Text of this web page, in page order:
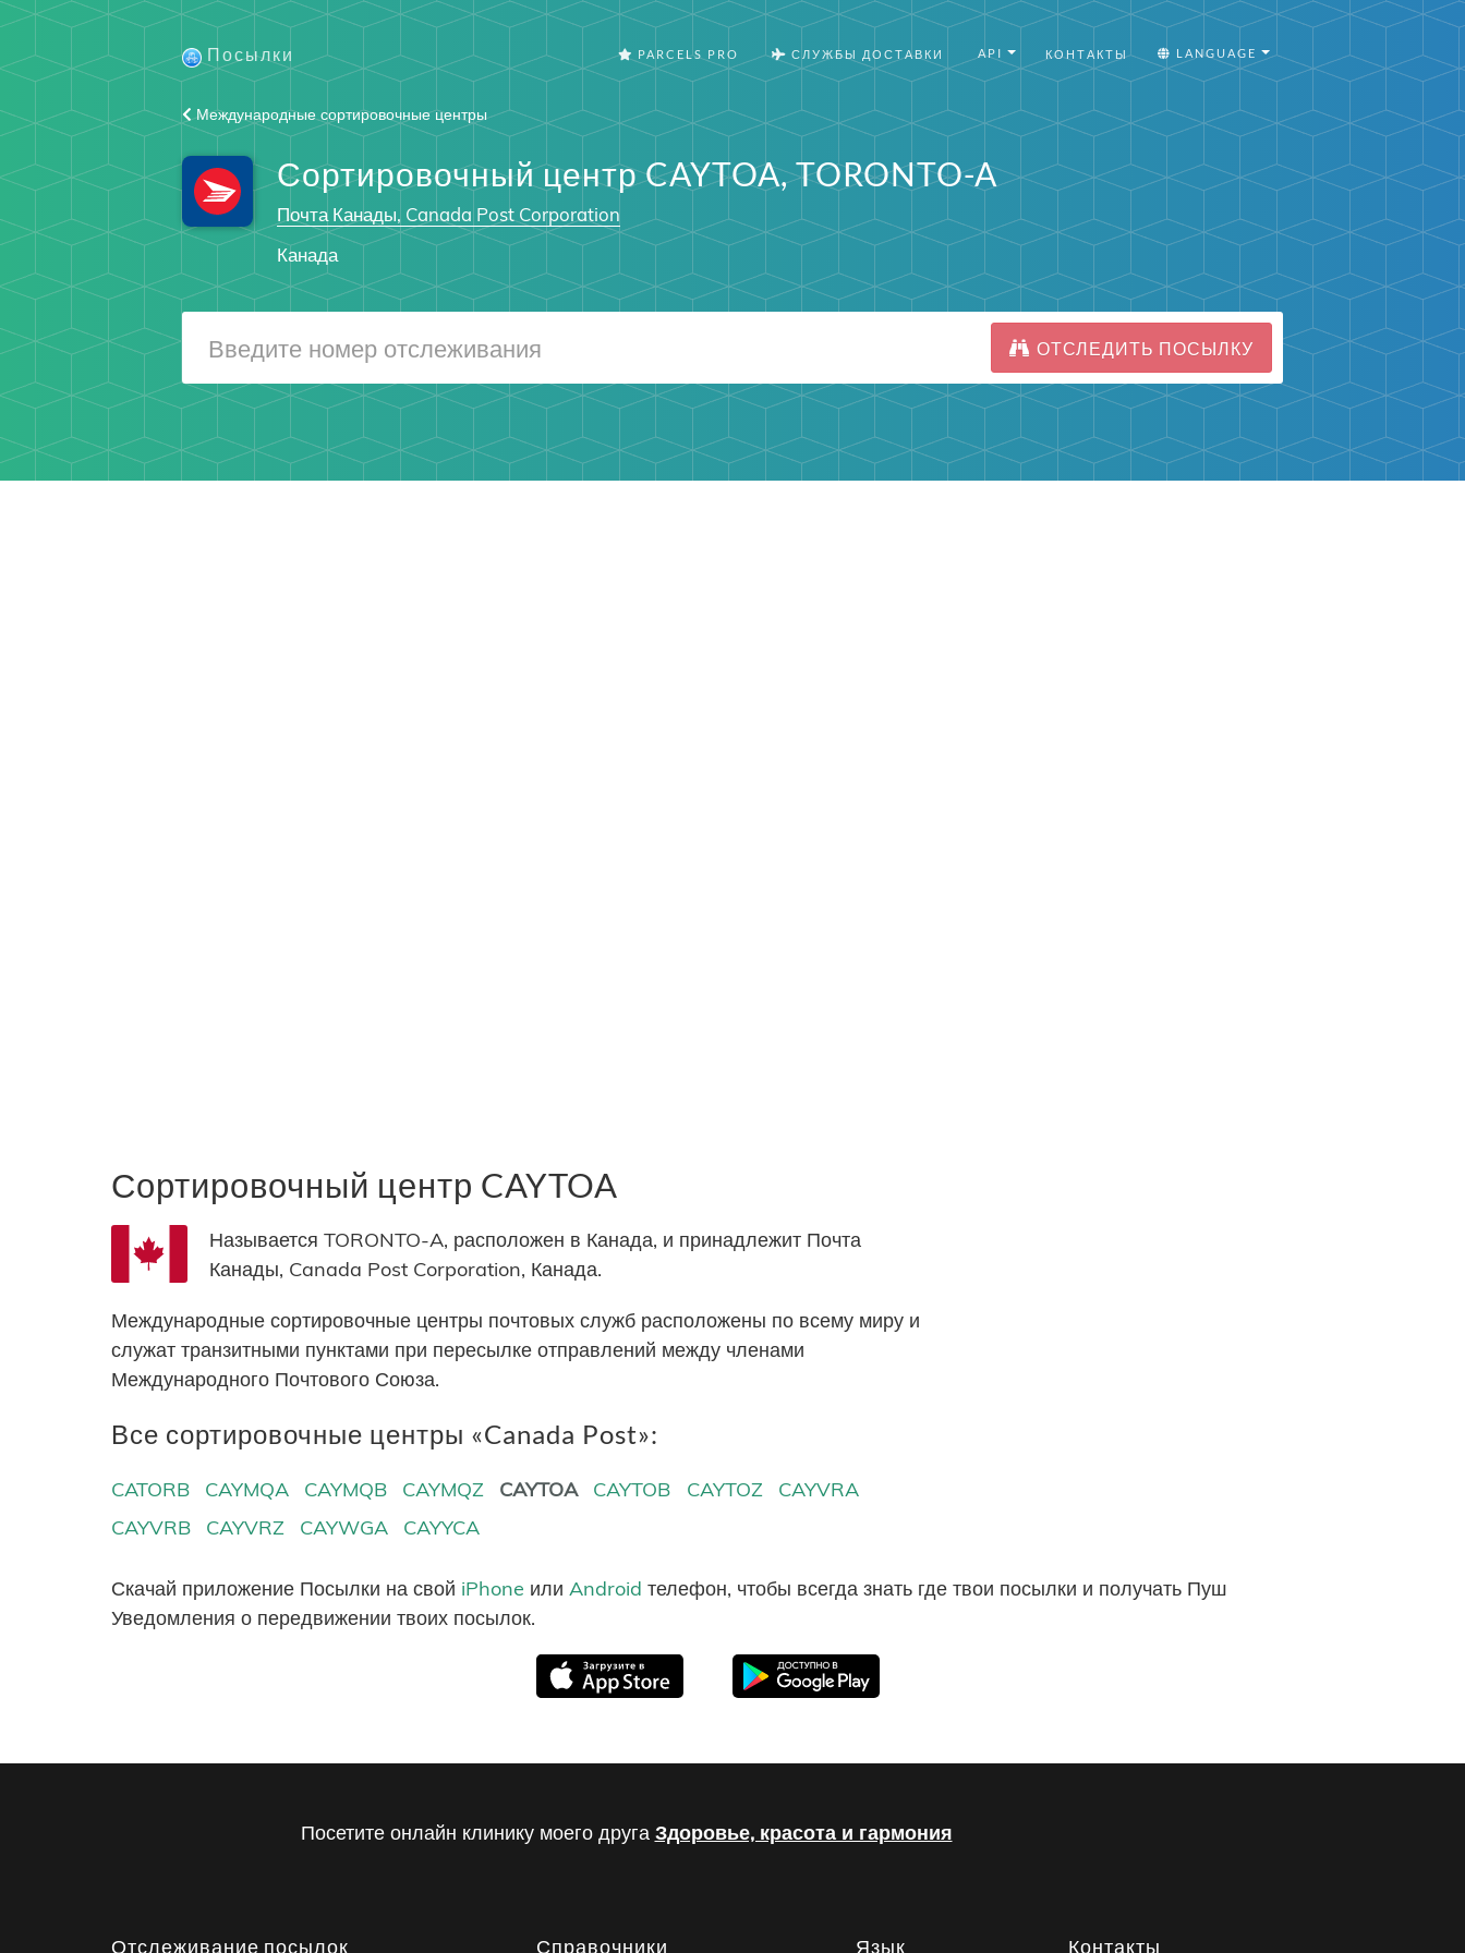
Посылки PARCELS PRO СЛУЖБЫ ДОСТАВКИ API КОНТАКТЫ LANGUAGE
Международные сортировочные центры
Сортировочный центр CAYTOA, TORONTO-A
Почта Канады, Canada Post Corporation
Канада
ОТСЛЕДИТЬ ПОСЫЛКУ
Сортировочный центр CAYTOA
Называется TORONTO-A, расположен в Канада, и принадлежит Почта
Канады, Canada Post Corporation, Канада.
Международные сортировочные центры почтовых служб расположены по всему миру и
служат транзитными пунктами при пересылке отправлений между членами
Международного Почтового Союза.
Все сортировочные центры «Canada Post»:
CATORB CAYMQA CAYMQB CAYMQZ CAYTOA CAYTOB CAYTOZ
CAYVRA
CAYVRB
CAYVRZ CAYWGA CAYYCA
Скачай приложение Посылки на свой iPhone или Android телефон, чтобы всегда знать где твои посылки и получать Пуш
Уведомления о передвижении твоих посылок.
Посетите онлайн клинику моего друга Здоровье, красота и гармония
Отслеживание посылок Справочники Язык Контакты